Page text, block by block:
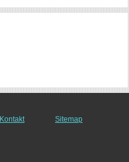
Kontakt
Sitemap